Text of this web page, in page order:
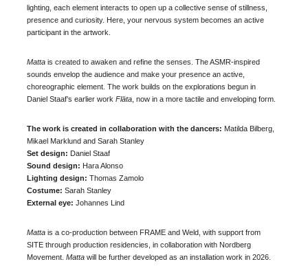
lighting, each element interacts to open up a collective sense of stillness,
presence and curiosity. Here, your nervous system becomes an active
participant in the artwork.
Matta is created to awaken and refine the senses. The ASMR-inspired
sounds envelop the audience and make your presence an active,
choreographic element. The work builds on the explorations begun in
Daniel Staaf’s earlier work Fläta , now in a more tactile and enveloping form.
The work is created in collaboration with the dancers: Matilda Bilberg,
Mikael Marklund and Sarah Stanley
Set design: Daniel Staaf
Sound design: Hara Alonso
Lighting design: Thomas Zamolo
Costume: Sarah Stanley
External eye: Johannes Lind
Matta is a co-production between FRAME and Weld, with support from
SITE through production residencies, in collaboration with Nordberg
Movement. Matta will be further developed as an installation work in 2026.